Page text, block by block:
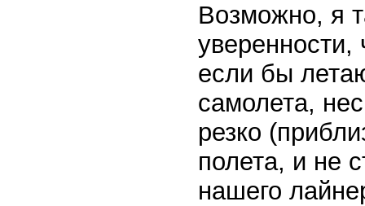
Возможно, я
если бы
самолета,
резко
полета, и не
нашего